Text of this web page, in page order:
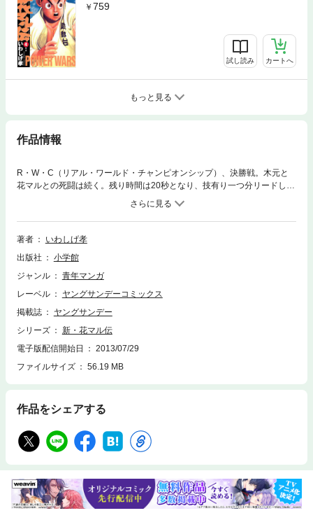
759
試し読み カートへ
もっと見る
作品情報
R・W・C（リアル・ワールド・チャンピオンシップ）、決勝戦。木元と
花マルとの死闘は続く。残り時間は20秒となり、技有り一つ分リードして
いる花マルの勝利は目前だ。15秒、13秒、8秒…、時間は刻一刻と過ぎて
いく。そして残り2秒。最後の力をふりしぼった木元が、跳ね腰をかけ
た。木元、世紀の逆転優勝なるか…！？
著者
いわしげ孝
出版社
小学館
ジャンル
青年マンガ
レーベル
ヤングサンデーコミックス
掲載誌
ヤングサンデー
シリーズ
新・花マル伝
電子版配信開始日
2013/07/29
ファイルサイズ
56.19 MB
作品をシェアする